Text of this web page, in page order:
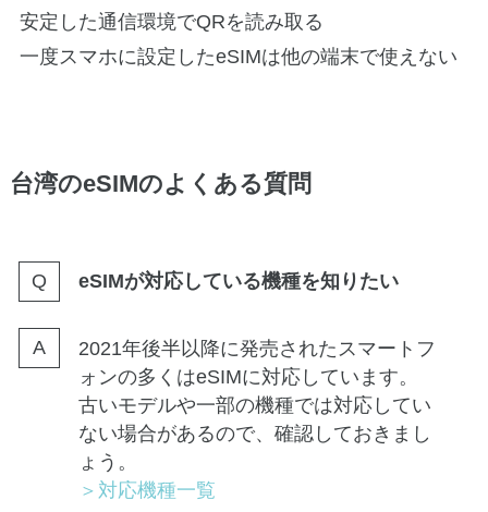
安定した通信環境でQRを読み取る
一度スマホに設定したeSIMは他の端末で使えない
台湾のeSIMのよくある質問
eSIMが対応している機種を知りたい
2021年後半以降に発売されたスマートフ
ォンの多くはeSIMに対応しています。
古いモデルや一部の機種では対応してい
ない場合があるので、確認しておきまし
ょう。
＞対応機種一覧